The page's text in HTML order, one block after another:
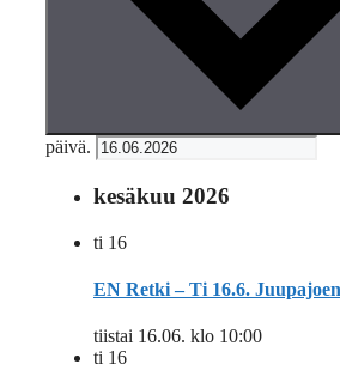
päivä.
kesäkuu 2026
ti 16
EN Retki – Ti 16.6.
tiistai 16.06. klo 10:00
ti 16